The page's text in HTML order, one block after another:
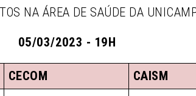
NA ÁREA DE SAÚDE DA
05/03/2023 - 19H
CECOM CAISM